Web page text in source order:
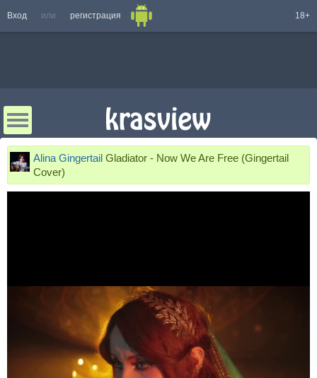
Вход или регистрация 18+
Alina Gingertail Gladiator - Now We Are Free (Gingertail
Cover)